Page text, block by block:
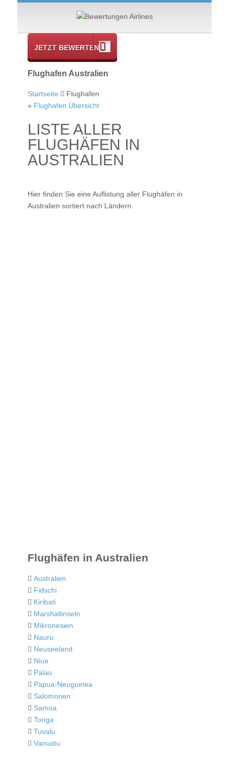
JETZT BEWERTEN
Flughafen Australien
Startseite
Flughafen
» Flughafen Übersicht
LISTE ALLER
FLUGHÄFEN IN
AUSTRALIEN
Hier finden Sie eine Auflistung aller Flughäfen in
Australien sortiert nach Ländern.
Flughäfen in Australien
Australien
Fidschi
Kiribati
Marshallinseln
Mikronesien
Nauru
Neuseeland
Niue
Palau
Papua-Neuguinea
Salomonen
Samoa
Tonga
Tuvalu
Vanuatu